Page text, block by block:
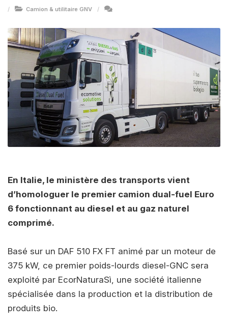
Camion & utilitaire GNV
En Italie, le ministère des transports vient
d’homologuer le premier camion dual-fuel Euro
6 fonctionnant au diesel et au gaz naturel
comprimé.
Basé sur un DAF 510 FX FT animé par un moteur de
375 kW, ce premier poids-lourds diesel-GNC sera
exploité par EcorNaturaSì, une société italienne
spécialisée dans la production et la distribution de
produits bio.